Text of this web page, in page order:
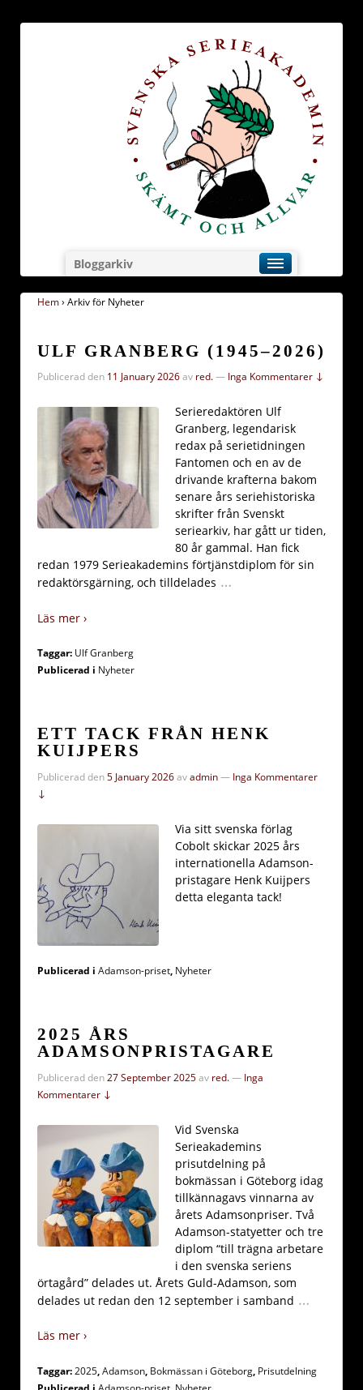
Bloggarkiv
Hem› Arkiv för Nyheter
ULF GRANBERG (1945–2026)
Publicerad den 11 January 2026av red.— Inga Kommentarer ↓
Serieredaktören Ulf
Granberg, legendarisk
redax på serietidningen
Fantomen och en av de
drivande krafterna bakom
senare års seriehistoriska
skrifter från Svenskt
seriearkiv, har gått ur tiden,
80 år gammal. Han fick
redan 1979 Serieakademins förtjänstdiplom för sin
redaktörsgärning, och tilldelades …
Läs mer ›
Taggar: Ulf Granberg
Publicerad i Nyheter
ETT TACK FRÅN HENK
KUIJPERS
Publicerad den5 January 2026avadmin— Inga Kommentarer
↓
Via sitt svenska förlag
Cobolt skickar 2025 års
internationella Adamson-
pristagare Henk Kuijpers
detta eleganta tack!
Publicerad i Adamson-priset, Nyheter
2025 ÅRS
ADAMSONPRISTAGARE
Publicerad den27 September 2025av red.— Inga
Kommentarer ↓
Vid Svenska
Serieakademins
prisutdelning på
bokmässan i Göteborg idag
tillkännagavs vinnarna av
årets Adamsonpriser. Två
Adamson-statyetter och tre
diplom “till trägna arbetare
i den svenska seriens
örtagård” delades ut. Årets Guld-Adamson, som
delades ut redan den 12 september i samband …
Läs mer ›
Taggar:2025,Adamson, Bokmässan i Göteborg, Prisutdelning